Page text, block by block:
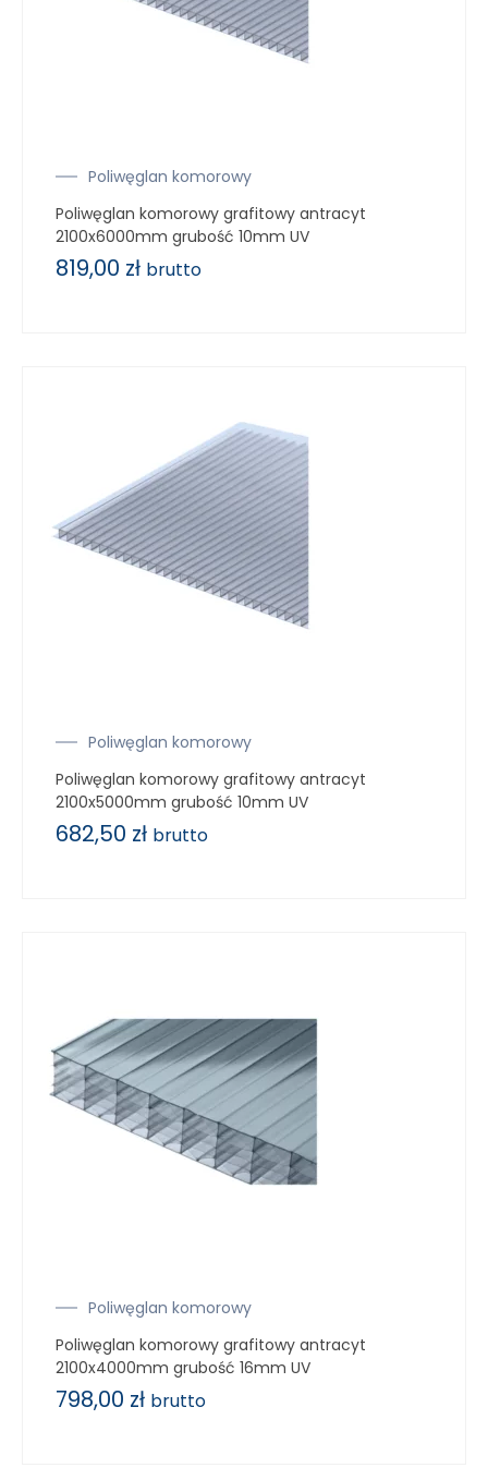
Poliwęglan komorowy
Poliwęglan komorowy grafitowy antracyt
2100x6000mm grubość 10mm UV
819,00 zł brutto
Poliwęglan komorowy
Poliwęglan komorowy grafitowy antracyt
2100x5000mm grubość 10mm UV
682,50 zł brutto
Poliwęglan komorowy
Poliwęglan komorowy grafitowy antracyt
2100x4000mm grubość 16mm UV
798,00 zł brutto